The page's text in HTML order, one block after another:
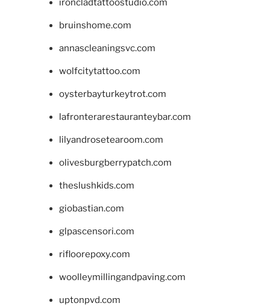
ironcladtattoostudio.com
bruinshome.com
annascleaningsvc.com
wolfcitytattoo.com
oysterbayturkeytrot.com
lafronterarestauranteybar.com
lilyandrosetearoom.com
olivesburgberrypatch.com
theslushkids.com
giobastian.com
glpascensori.com
rifloorepoxy.com
woolleymillingandpaving.com
uptonpvd.com